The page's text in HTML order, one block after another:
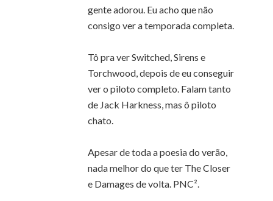
gente adorou. Eu acho que não
consigo ver a temporada completa.
Tô pra ver Switched, Sirens e
Torchwood, depois de eu conseguir
ver o piloto completo. Falam tanto
de Jack Harkness, mas ô piloto
chato.
Apesar de toda a poesia do verão,
nada melhor do que ter The Closer
e Damages de volta. PNC².